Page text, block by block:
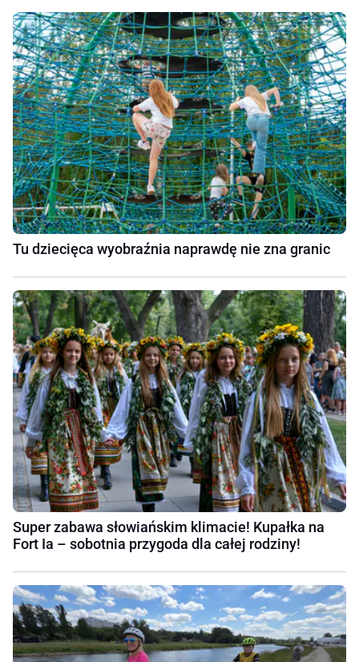
Tu dziecięca wyobraźnia naprawdę nie zna granic
Super zabawa słowiańskim klimacie! Kupałka na
Fort Ia – sobotnia przygoda dla całej rodziny!